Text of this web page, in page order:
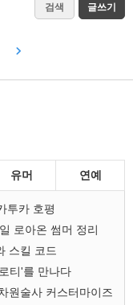
검색 글쓰기
유머 연예
투카 호평
로아온 썸머 정리
스킬 코드
티'를 만나다
원술사 커스터마이즈